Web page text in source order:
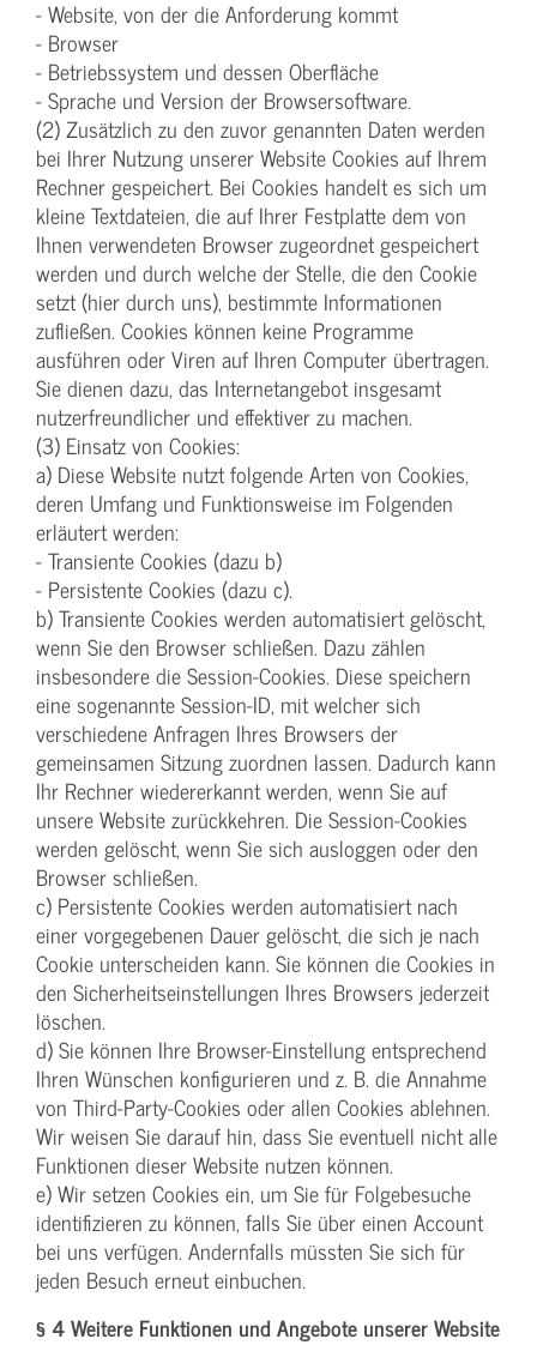
- Website, von der die Anforderung kommt
- Browser
- Betriebssystem und dessen Oberfläche
- Sprache und Version der Browsersoftware.
(2) Zusätzlich zu den zuvor genannten Daten werden
bei Ihrer Nutzung unserer Website Cookies auf Ihrem
Rechner gespeichert. Bei Cookies handelt es sich um
kleine Textdateien, die auf Ihrer Festplatte dem von
Ihnen verwendeten Browser zugeordnet gespeichert
werden und durch welche der Stelle, die den Cookie
setzt (hier durch uns), bestimmte Informationen
zufließen. Cookies können keine Programme
ausführen oder Viren auf Ihren Computer übertragen.
Sie dienen dazu, das Internetangebot insgesamt
nutzerfreundlicher und effektiver zu machen.
(3) Einsatz von Cookies:
a) Diese Website nutzt folgende Arten von Cookies,
deren Umfang und Funktionsweise im Folgenden
erläutert werden:
- Transiente Cookies (dazu b)
- Persistente Cookies (dazu c).
b) Transiente Cookies werden automatisiert gelöscht,
wenn Sie den Browser schließen. Dazu zählen
insbesondere die Session-Cookies. Diese speichern
eine sogenannte Session-ID, mit welcher sich
verschiedene Anfragen Ihres Browsers der
gemeinsamen Sitzung zuordnen lassen. Dadurch kann
Ihr Rechner wiedererkannt werden, wenn Sie auf
unsere Website zurückkehren. Die Session-Cookies
werden gelöscht, wenn Sie sich ausloggen oder den
Browser schließen.
c) Persistente Cookies werden automatisiert nach
einer vorgegebenen Dauer gelöscht, die sich je nach
Cookie unterscheiden kann. Sie können die Cookies in
den Sicherheitseinstellungen Ihres Browsers jederzeit
löschen.
d) Sie können Ihre Browser-Einstellung entsprechend
Ihren Wünschen konfigurieren und z. B. die Annahme
von Third-Party-Cookies oder allen Cookies ablehnen.
Wir weisen Sie darauf hin, dass Sie eventuell nicht alle
Funktionen dieser Website nutzen können.
e) Wir setzen Cookies ein, um Sie für Folgebesuche
identifizieren zu können, falls Sie über einen Account
bei uns verfügen. Andernfalls müssten Sie sich für
jeden Besuch erneut einbuchen.
§ 4 Weitere Funktionen und Angebote unserer Website